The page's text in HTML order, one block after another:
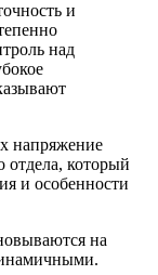
и
над
напряжение
отдела, который
и особенности
на